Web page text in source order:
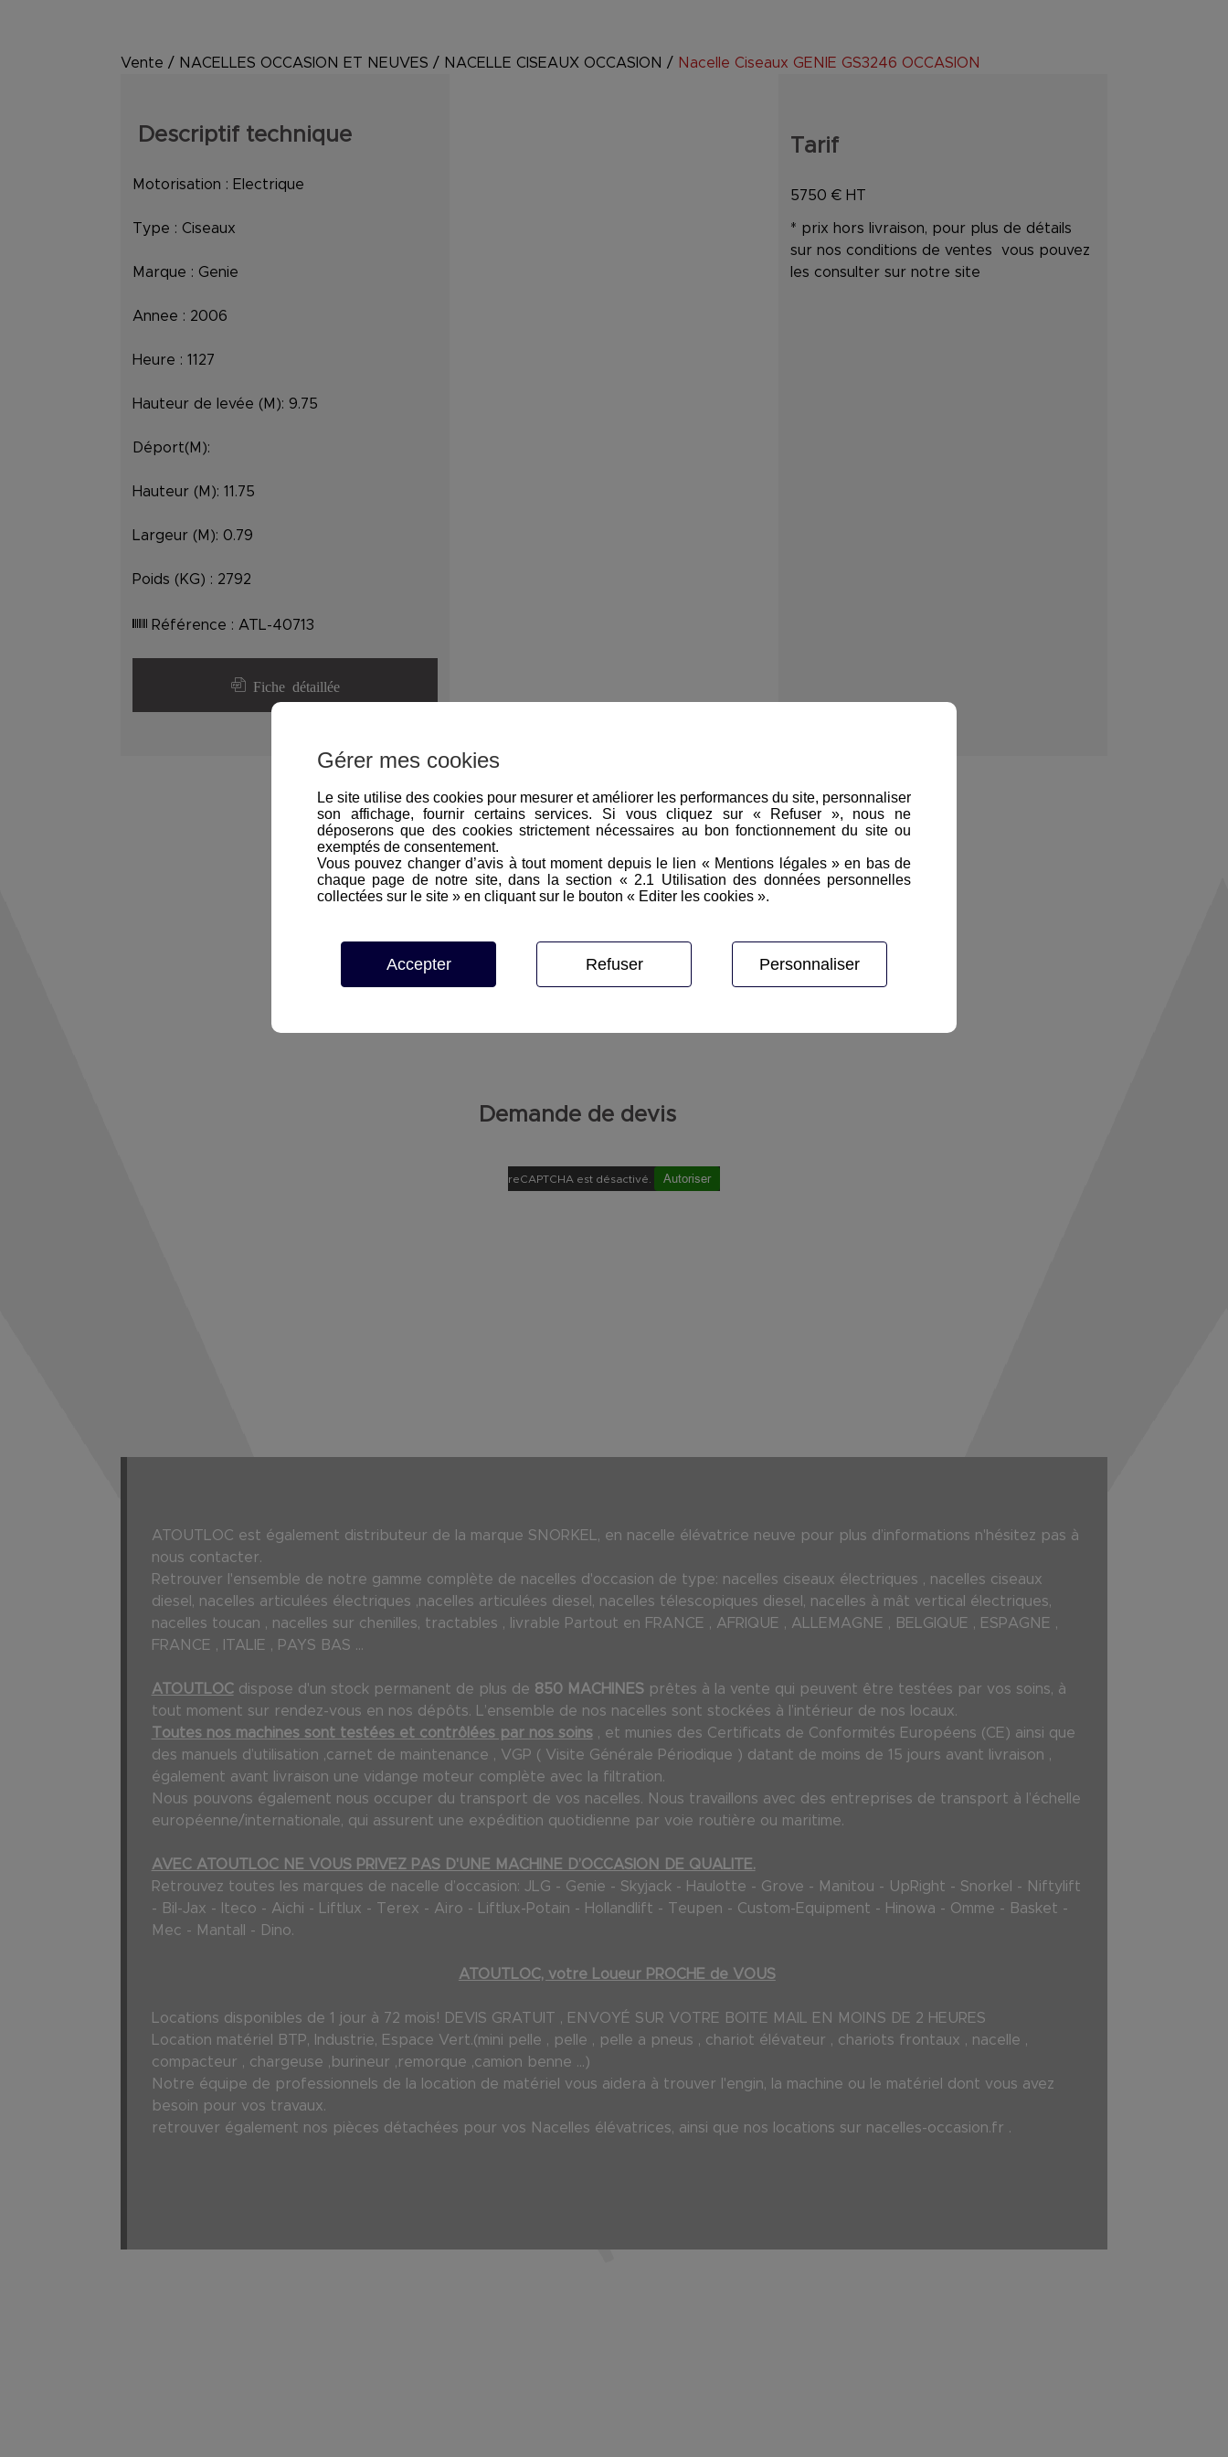
Vente / NACELLES OCCASION ET NEUVES / NACELLE CISEAUX OCCASION / Nacelle Ciseaux GENIE GS3246 OCCASION
Descriptif technique
Motorisation : Electrique
Type : Ciseaux
Marque : Genie
Annee : 2006
Heure : 1127
Hauteur de levée (M): 9.75
Déport(M):
Hauteur (M): 11.75
Largeur (M): 0.79
Poids (KG) : 2792
Référence : ATL-40713
Fiche détaillée
Tarif
5750€ HT
* prix hors livraison, pour plus de détails
sur nos conditions de ventes vous pouvez
les consulter sur notre site
Demande de devis
reCAPTCHA est désactivé. Autoriser
ATOUTLOC est également distributeur de la marque SNORKEL, en nacelle élévatrice neuve pour plus d’informations n'hésitez pas à
nous contacter.
Retrouver l'ensemble de notre gamme complète de nacelles d'occasion de type: nacelles ciseaux électriques , nacelles ciseaux
diesel, nacelles articulées électriques ,nacelles articulées diesel, nacelles télescopiques diesel, nacelles à mât vertical électriques,
nacelles toucan , nacelles sur chenilles, tractables , livrable Partout en FRANCE , AFRIQUE , ALLEMAGNE , BELGIQUE , ESPAGNE ,
FRANCE , ITALIE , PAYS BAS ...
ATOUTLOCdispose d'un stock permanent de plus de 850 MACHINESprêtes à la vente qui peuvent être testées par vos soins, à
tout moment sur rendez-vous en nos dépôts. L’ensemble de nos nacelles sont stockées à l’intérieur de nos locaux.
Toutes nos machines sont testées et contrôlées par nos soins, et munies des Certificats de Conformités Européens (CE) ainsi que
des manuels d’utilisation ,carnet de maintenance , VGP ( Visite Générale Périodique ) datant de moins de 15 jours avant livraison ,
également avant livraison une vidange moteur complète avec la filtration.
Nous pouvons également nous occuper du transport de vos nacelles. Nous travaillons avec des entreprises de transport à l’échelle
européenne/internationale, qui assurent une expédition quotidienne par voie routière ou maritime.
AVEC ATOUTLOC NE VOUS PRIVEZ PAS D'UNE MACHINE D’OCCASION DE QUALITE.
Retrouvez toutes les marques de nacelle d’occasion: JLG - Genie - Skyjack - Haulotte - Grove - Manitou - UpRight - Snorkel - Niftylift
- Bil-Jax - Iteco - Aichi - Liftlux - Terex - Airo - Liftlux-Potain - Hollandlift - Teupen - Custom-Equipment - Hinowa - Omme - Basket -
Mec - Mantall - Dino.
ATOUTLOC, votre Loueur PROCHE de VOUS
Locations disponibles de 1 jour à 72 mois! DEVIS GRATUIT , ENVOYÉ SUR VOTRE BOITE MAIL EN MOINS DE 2 HEURES
Location matériel BTP, Industrie, Espace Vert.(mini pelle , pelle , pelle a pneus , chariot élévateur , chariots frontaux , nacelle ,
compacteur , chargeuse ,burineur ,remorque ,camion benne ...)
Notre équipe de professionnels de la location de matériel vous aidera à trouver l'engin, la machine ou le matériel dont vous avez
besoin pour vos travaux.
retrouver également nos pièces détachées pour vos Nacelles élévatrices, ainsi que nos locations sur nacelles-occasion.fr .
Gérer mes cookies
Le site utilise des cookies pour mesurer et améliorer les performances du site, personnaliser
son affichage, fournir certains services. Si vous cliquez sur « Refuser », nous ne
déposerons que des cookies strictement nécessaires au bon fonctionnement du site ou
exemptés de consentement.
Vous pouvez changer d’avis à tout moment depuis le lien « Mentions légales » en bas de
chaque page de notre site, dans la section « 2.1 Utilisation des données personnelles
collectées sur le site » en cliquant sur le bouton « Editer les cookies ».
Accepter Refuser Personnaliser